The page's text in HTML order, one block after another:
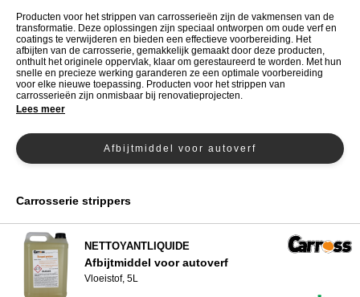
GEREEDSCHAP VOOR CARROSSERIE
UITRUSTING VOOR CARROSSERIE
LABORATORIUMINSTALLATIE
WIE ZIJN WIJ?
Producten voor het strippen van carrosserieën zijn de vakmensen van de
transformatie. Deze oplossingen zijn speciaal ontworpen om oude verf en
coatings te verwijderen en bieden een effectieve voorbereiding. Het
afbijten van de carrosserie, gemakkelijk gemaakt door deze producten,
onthult het originele oppervlak, klaar om gerestaureerd te worden. Met hun
snelle en precieze werking garanderen ze een optimale voorbereiding
voor elke nieuwe toepassing. Producten voor het strippen van
carrosserieën zijn onmisbaar bij renovatieprojecten.
Lees meer
Afbijtmiddel voor autoverf
Carrosserie strippers
NETTOYANTLIQUIDE
Afbijtmiddel voor autoverf
Vloeistof, 5L